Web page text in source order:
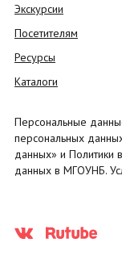
Экскурсии
Посетителям
Ресурсы
Каталоги
Персональные
персональных
данных» и Политики
данных в МГОУНБ.